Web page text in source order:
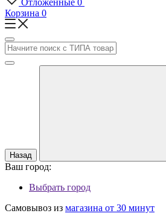
Корзина 0
Назад
Ваш город:
Выбрать город
Самовывоз из магазина от 30 минут